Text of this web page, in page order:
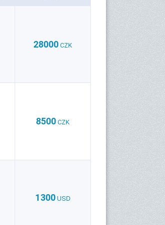
28000 CZK
8500 CZK
1300 USD